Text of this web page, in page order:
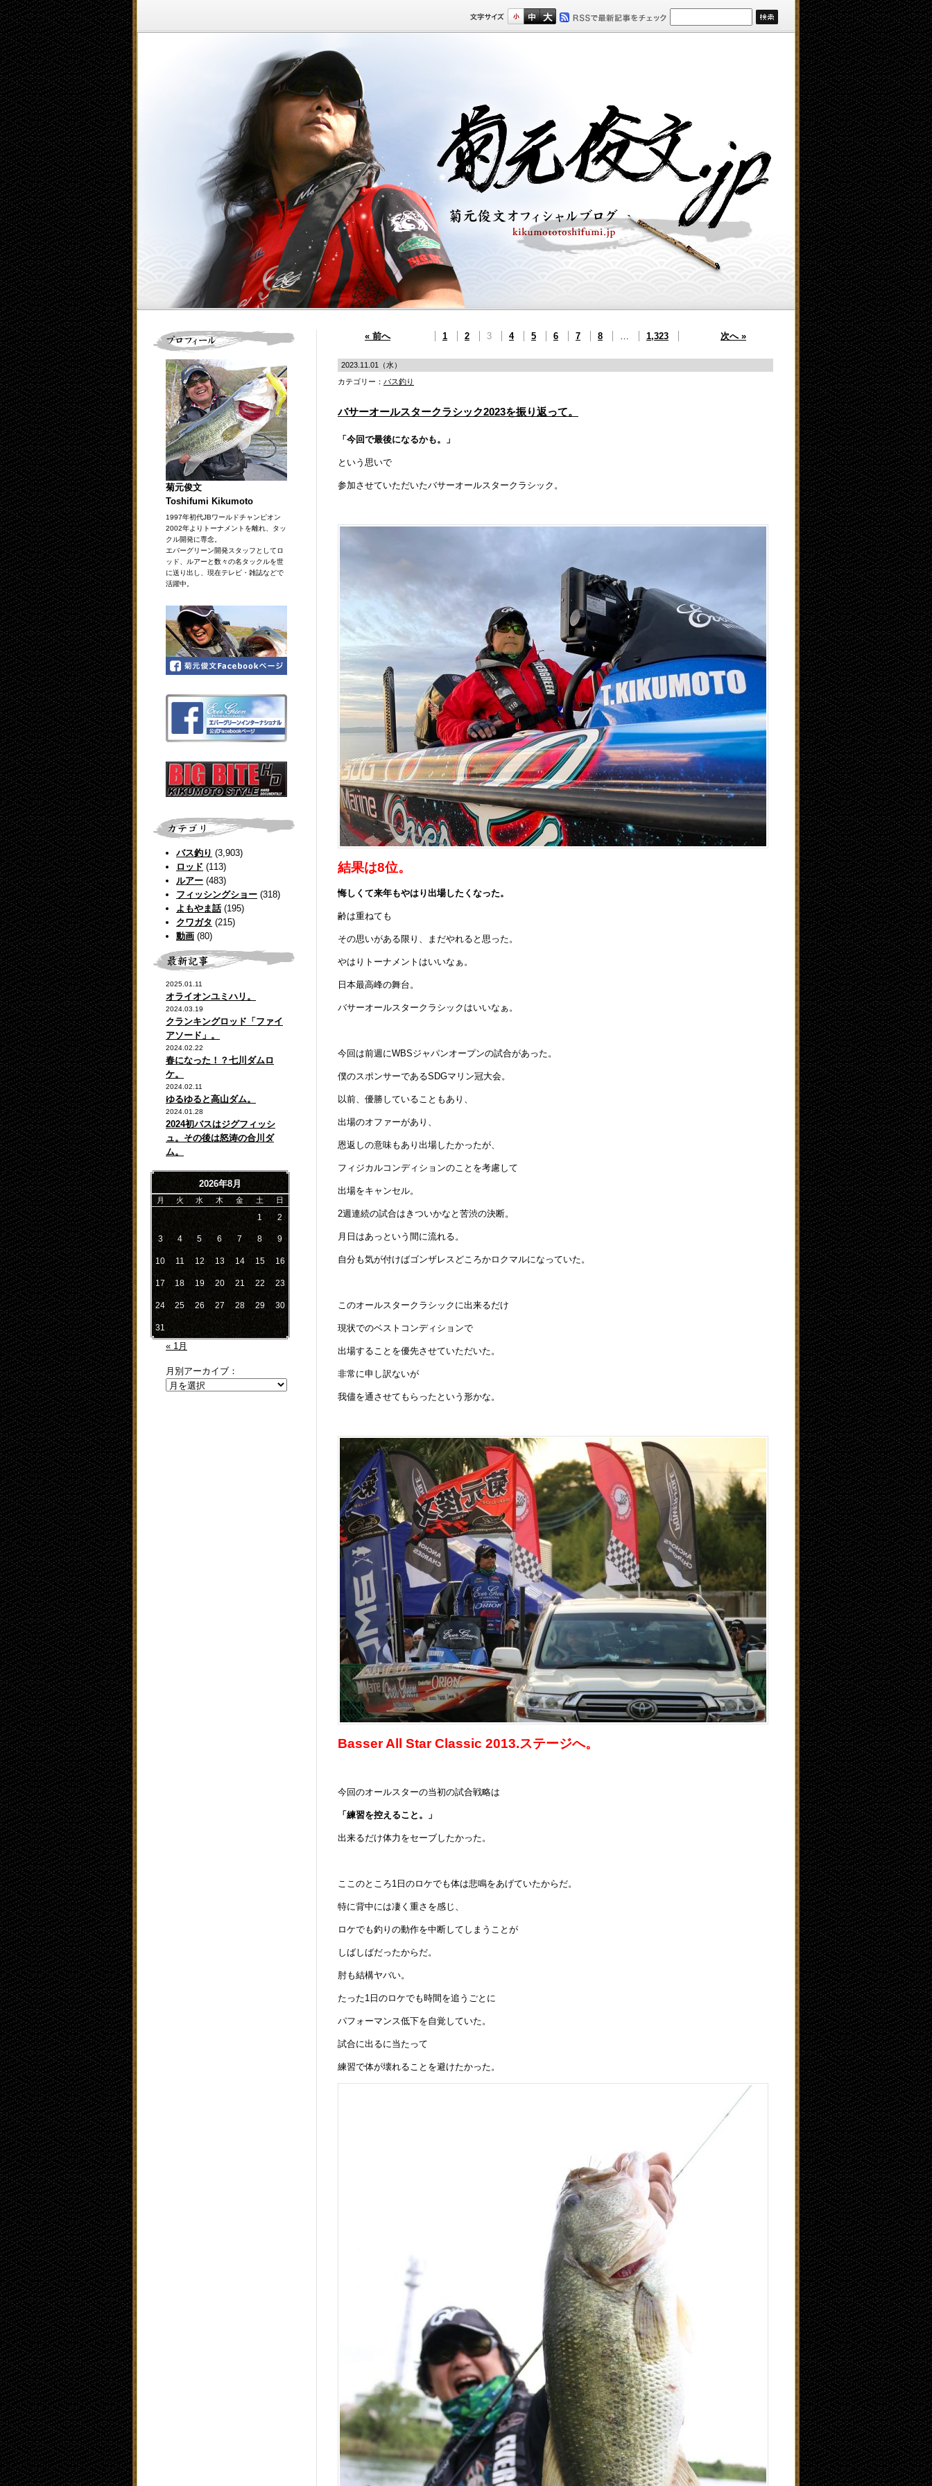
菊元俊文
Toshifumi Kikumoto
1997年初代JBワールドチャンピオン
2002年よりトーナメントを離れ、タッ
クル開発に専念。
エバーグリーン開発スタッフとしてロ
ッド、ルアーと数々の名タックルを世
に送り出し、現在テレビ・雑誌などで
活躍中。
バス釣り (3,903)
ロッド (113)
ルアー (483)
フィッシングショー (318)
よもやま話(195)
クワガタ (215)
動画 (80)
2025.01.11
オライオンユミハリ。
2024.03.19
クランキングロッド「ファイ
アソード」。
2024.02.22
春になった！？七川ダムロ
ケ。
2024.02.11
ゆるゆると高山ダム。
2024.01.28
2024初バスはジグフィッシ
ュ。その後は怒涛の合川ダ
ム。
2026年8月
月 火 水 木 金 土 日
1 2
3 4 5 6 7 8 9
10 11 12 13 14 15 16
17 18 19 20 21 22 23
24 25 26 27 28 29 30
31
« 1月
月別アーカイブ：
« 前へ 1 2 3 4 5 6 7 8 … 1,323 次へ »
2023.11.01（水）
カテゴリー： バス釣り
バサーオールスタークラシック2023を振り返って。
「今回で最後になるかも。」
という思いで
参加させていただいたバサーオールスタークラシック。
結果は8位。
悔しくて来年もやはり出場したくなった。
齢は重ねても
その思いがある限り、まだやれると思った。
やはりトーナメントはいいなぁ。
日本最高峰の舞台。
バサーオールスタークラシックはいいなぁ。
今回は前週にWBSジャパンオープンの試合があった。
僕のスポンサーであるSDGマリン冠大会。
以前、優勝していることもあり、
出場のオファーがあり、
恩返しの意味もあり出場したかったが、
フィジカルコンディションのことを考慮して
出場をキャンセル。
2週連続の試合はきついかなと苦渋の決断。
月日はあっという間に流れる。
自分も気が付けばゴンザレスどころかロクマルになっていた。
このオールスタークラシックに出来るだけ
現状でのベストコンディションで
出場することを優先させていただいた。
非常に申し訳ないが
我儘を通させてもらったという形かな。
Basser All Star Classic 2013.ステージへ。
今回のオールスターの当初の試合戦略は
「練習を控えること。」
出来るだけ体力をセーブしたかった。
ここのところ1日のロケでも体は悲鳴をあげていたからだ。
特に背中には凄く重さを感じ、
ロケでも釣りの動作を中断してしまうことが
しばしばだったからだ。
肘も結構ヤバい。
たった1日のロケでも時間を追うごとに
パフォーマンス低下を自覚していた。
試合に出るに当たって
練習で体が壊れることを避けたかった。